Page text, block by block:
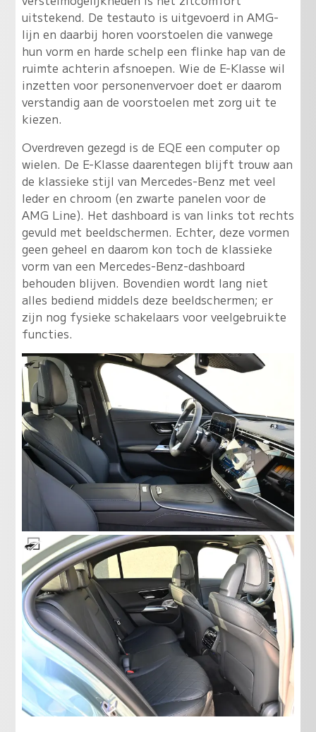
uitstekend. De testauto is uitgevoerd in AMG-
lijn en daarbij horen voorstoelen die vanwege
hun vorm en harde schelp een flinke hap van de
ruimte achterin afsnoepen. Wie de E-Klasse wil
inzetten voor personenvervoer doet er daarom
verstandig aan de voorstoelen met zorg uit te
kiezen.
Overdreven gezegd is de EQE een computer op
wielen. De E-Klasse daarentegen blijft trouw aan
de klassieke stijl van Mercedes-Benz met veel
leder en chroom (en zwarte panelen voor de
AMG Line). Het dashboard is van links tot rechts
gevuld met beeldschermen. Echter, deze vormen
geen geheel en daarom kon toch de klassieke
vorm van een Mercedes-Benz-dashboard
behouden blijven. Bovendien wordt lang niet
alles bediend middels deze beeldschermen; er
zijn nog fysieke schakelaars voor veelgebruikte
functies.